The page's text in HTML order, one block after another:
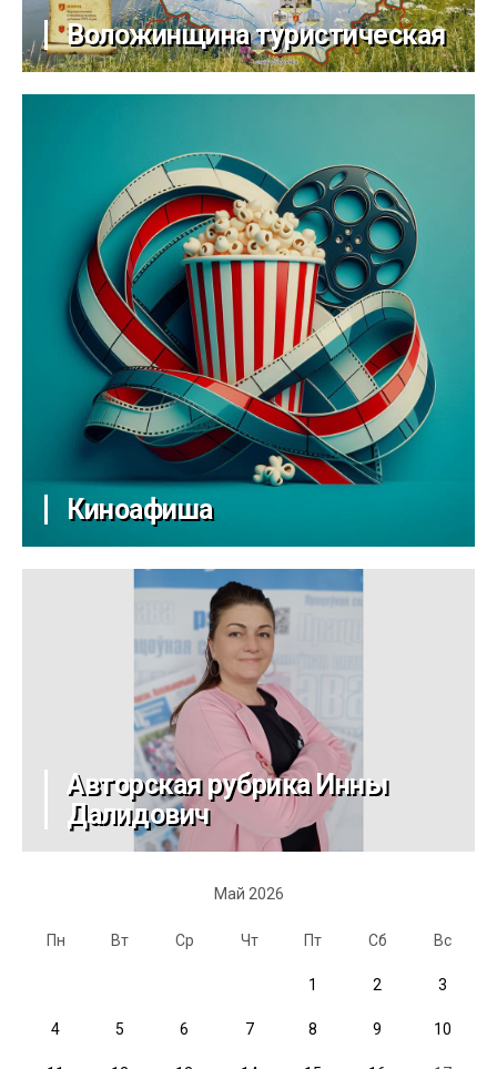
Воложинщина туристическая
Киноафиша
Авторская рубрика Инны
Далидович
Май 2026
Пн Вт Ср Чт Пт Сб Вс
1 2 3
4 5 6 7 8 9 10